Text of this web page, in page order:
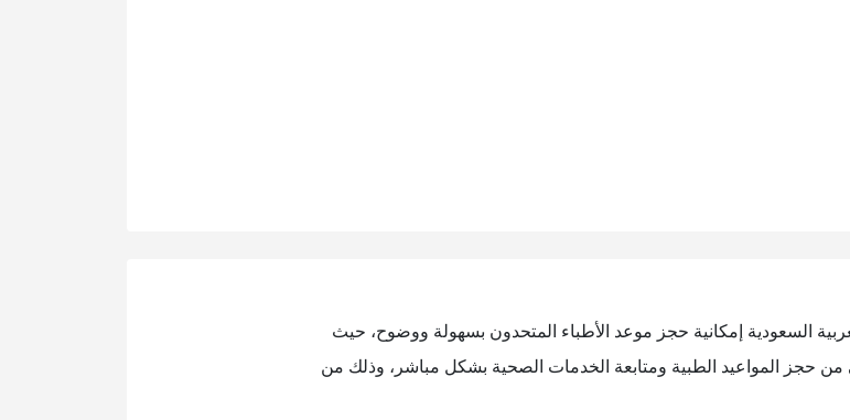
السعودية إمكانية حجز موعد الأطباء المتحدون بسهولة ووضوح، حيث
حجز المواعيد الطبية ومتابعة الخدمات الصحية بشكل مباشر، وذلك من